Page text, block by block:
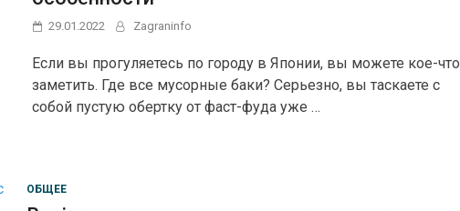
29.01.2022 Zagraninfo
Если вы прогуляетесь по городу в Японии, вы можете кое-что
заметить. Где все мусорные баки? Серьезно, вы таскаете с
собой пустую обертку от фаст-фуда уже …
ОБЩЕЕ